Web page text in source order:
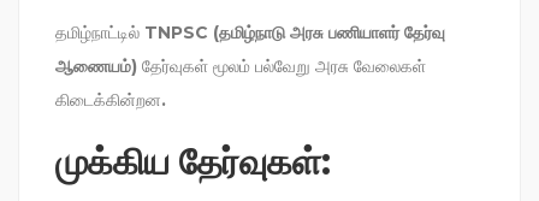
தமிழ்நாட்டில் TNPSC (தமிழ்நாடு அரசு பணியாளர் தேர்வு
ஆணையம்) தேர்வுகள் மூலம் பல்வேறு அரசு வேலைகள்
கிடைக்கின்றன.
முக்கிய தேர்வுகள்: